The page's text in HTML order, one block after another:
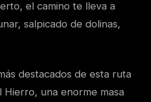
el camino te lleva a
salpicado de dolinas,
destacados de esta ruta
una enorme masa